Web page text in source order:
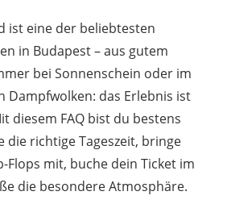
ist eine der beliebtesten
in Budapest – aus gutem
bei Sonnenschein oder im
Dampfwolken: das Erlebnis ist
diesem FAQ bist du bestens
die richtige Tageszeit, bringe
Flops mit, buche dein Ticket im
die besondere Atmosphäre.